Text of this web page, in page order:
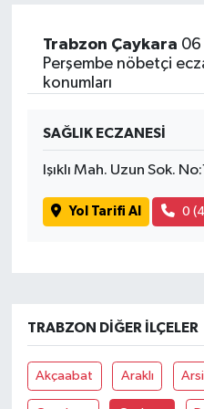
Trabzon Çaykara 06
Perşembe nöbetçi
konumları
SAĞLIK ECZANESİ
Işıklı Mah. Uzun Sok.
Yol Tarifi Al 0
TRABZON DIĞER İLÇELER
Akçaabat Araklı